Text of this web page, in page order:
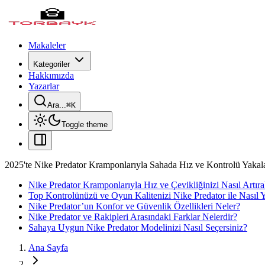
Makaleler
Kategoriler
Hakkımızda
Yazarlar
Ara...⌘K
Toggle theme
2025'te Nike Predator Kramponlarıyla Sahada Hız ve Kontrolü
Nike Predator Kramponlarıyla Hız ve Çevikliğinizi Nasıl
Top Kontrolünüzü ve Oyun Kalitenizi Nike Predator ile Nasıl
Nike Predator’un Konfor ve Güvenlik Özellikleri Neler?
Nike Predator ve Rakipleri Arasındaki Farklar Nelerdir?
Sahaya Uygun Nike Predator Modelinizi Nasıl Seçersiniz?
Ana Sayfa